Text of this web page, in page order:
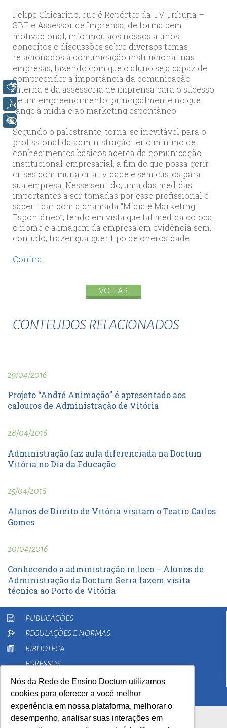
Nós da Rede de Ensino Doctum utilizamos
cookies para oferecer a você melhor
experiência em nossa plataforma, melhorar o
desempenho, analisar suas interações em
Felipe Chicarino, que é Repórter da TV Tribuna –
SBT e Assessor de Imprensa, de forma bem
motivacional, informou aos nossos alunos
conceitos e discussões sobre diversos temas
relacionados à comunicação institucional nas
empresas, fazendo com que o aluno seja capaz de
compreender a importância da comunicação
interna e da assessoria de imprensa para o sucesso
de um empreendimento, principalmente no que
tange à mídia e ao marketing espontâneo.
Segundo o palestrante, torna-se inevitável para o
profissional da administração ter o mínimo de
conhecimentos básicos acerca da comunicação
institucional-empresarial, a fim de que possa gerir
crises com muita criatividade e sem custos para
sua empresa. Nesse sentido, uma das medidas
importantes a ser tomadas por esse profissional é
saber lidar com a chamada “Mídia e Marketing
Espontâneo”, tendo em vista que tal medida coloca
o nome e a imagem da empresa em evidência sem,
contudo, trazer qualquer tipo de onerosidade.
Confira
VOLTAR
CONTEUDOS RELACIONADOS
29/04/2016
Projeto “André Animação” é apresentado aos
calouros de Administração de Vitória
28/04/2016
Administração faz aula diferenciada na Doctum
Vitória no Dia da Educação
25/04/2016
Alunos de Direito de Vitória visitam o Teatro Carlos
Gomes
20/04/2016
Conhecendo a administração in loco – Alunos de
Administração da Doctum Serra fazem visita
técnica ao Porto de Vitória
PUBLICAÇÕES
REGULAÇÕES E NORMAS
BIBLIOTECA
EGRESSOS
PESQUISA
EXTENSÃO
Libras
Voz